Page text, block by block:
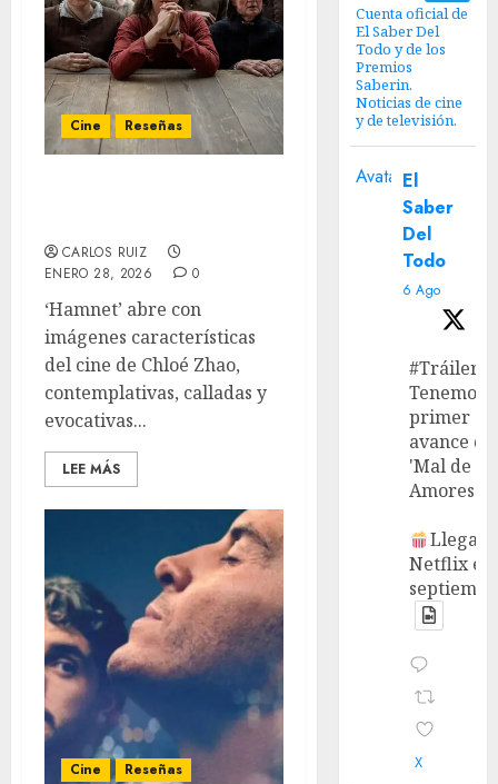
Cine Reseñas
CARLOS RUIZ
ENERO 28, 2026
0
‘Hamnet’ abre con
imágenes características
del cine de Chloé Zhao,
contemplativas, calladas y
evocativas...
LEE MÁS
Cine Reseñas
Cuenta oficial de
El Saber Del
Todo y de los
Premios
Saberin.
Noticias de cine
y de televisión.
Avatar El
Saber
Del
Todo
6 Ago
#Tráiler
Tenemos
primer
avance de
'Mal de
Amores'.
Llega a
Netflix en
X